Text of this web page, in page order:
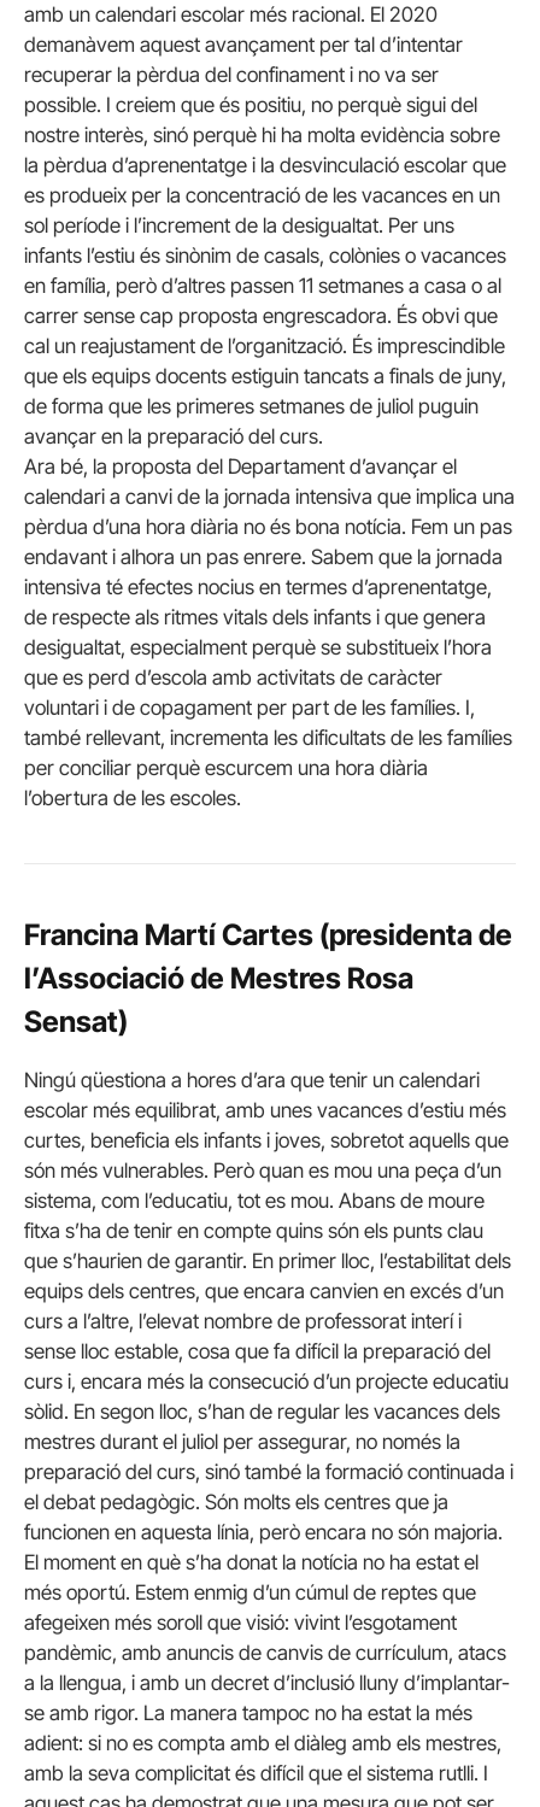
amb un calendari escolar més racional. El 2020
demanàvem aquest avançament per tal d’intentar
recuperar la pèrdua del confinament i no va ser
possible. I creiem que és positiu, no perquè sigui del
nostre interès, sinó perquè hi ha molta evidència sobre
la pèrdua d’aprenentatge i la desvinculació escolar que
es produeix per la concentració de les vacances en un
sol període i l’increment de la desigualtat. Per uns
infants l’estiu és sinònim de casals, colònies o vacances
en família, però d’altres passen 11 setmanes a casa o al
carrer sense cap proposta engrescadora. És obvi que
cal un reajustament de l’organització. És imprescindible
que els equips docents estiguin tancats a finals de juny,
de forma que les primeres setmanes de juliol puguin
avançar en la preparació del curs.
Ara bé, la proposta del Departament d’avançar el
calendari a canvi de la jornada intensiva que implica una
pèrdua d’una hora diària no és bona notícia. Fem un pas
endavant i alhora un pas enrere. Sabem que la jornada
intensiva té efectes nocius en termes d’aprenentatge,
de respecte als ritmes vitals dels infants i que genera
desigualtat, especialment perquè se substitueix l’hora
que es perd d’escola amb activitats de caràcter
voluntari i de copagament per part de les famílies. I,
també rellevant, incrementa les dificultats de les famílies
per conciliar perquè escurcem una hora diària
l’obertura de les escoles.
Francina Martí Cartes (presidenta de
l’Associació de Mestres Rosa
Sensat)
Ningú qüestiona a hores d’ara que tenir un calendari
escolar més equilibrat, amb unes vacances d’estiu més
curtes, beneficia els infants i joves, sobretot aquells que
són més vulnerables. Però quan es mou una peça d’un
sistema, com l’educatiu, tot es mou. Abans de moure
fitxa s’ha de tenir en compte quins són els punts clau
que s’haurien de garantir. En primer lloc, l’estabilitat dels
equips dels centres, que encara canvien en excés d’un
curs a l’altre, l’elevat nombre de professorat interí i
sense lloc estable, cosa que fa difícil la preparació del
curs i, encara més la consecució d’un projecte educatiu
sòlid. En segon lloc, s’han de regular les vacances dels
mestres durant el juliol per assegurar, no només la
preparació del curs, sinó també la formació continuada i
el debat pedagògic. Són molts els centres que ja
funcionen en aquesta línia, però encara no són majoria.
El moment en què s’ha donat la notícia no ha estat el
més oportú. Estem enmig d’un cúmul de reptes que
afegeixen més soroll que visió: vivint l’esgotament
pandèmic, amb anuncis de canvis de currículum, atacs
a la llengua, i amb un decret d’inclusió lluny d’implantar-
se amb rigor. La manera tampoc no ha estat la més
adient: si no es compta amb el diàleg amb els mestres,
amb la seva complicitat és difícil que el sistema rutlli. I